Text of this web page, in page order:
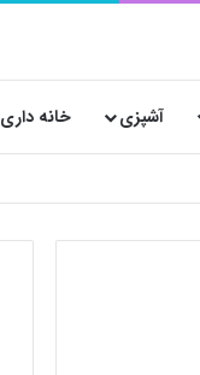
آشپزی خانه داری